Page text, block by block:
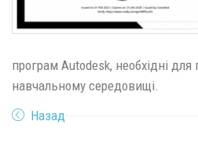
програм Autodesk, необхідні для
навчальному середовищі.
Назад